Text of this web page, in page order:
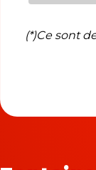
(*)Ce sont